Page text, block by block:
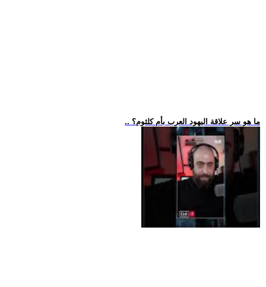
.. ما هو سر علاقة اليهود العرب بأم كلثوم؟